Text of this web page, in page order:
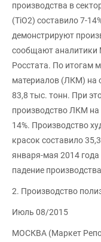
производства в
(TiO2) составило 7-
демонстрируют
сообщают аналитики
Росстата. По итогам
материалов (ЛКМ) на
83,8 тыс. тонн. При
производство ЛКМ на
14%. Производство
красок составило
января-мая 2014 года
падение
2. Производство
Июль 08/2015
МОСКВА (Маркет